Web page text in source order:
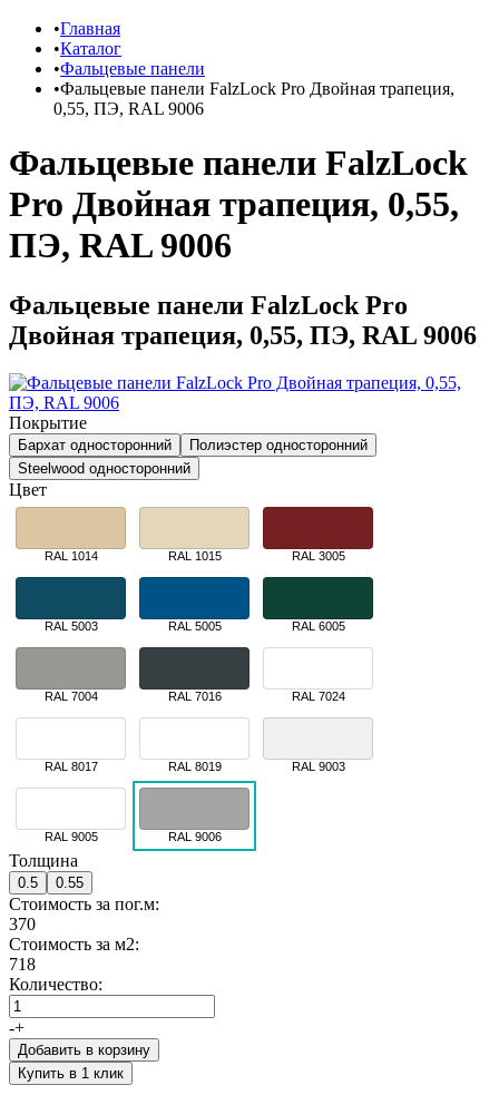
Главная
Каталог
Фальцевые панели
Фальцевые панели FalzLock Pro Двойная трапеция,
0,55, ПЭ, RAL 9006
Фальцевые панели FalzLock
Pro Двойная трапеция, 0,55,
ПЭ, RAL 9006
Фальцевые панели FalzLock Pro
Двойная трапеция, 0,55, ПЭ, RAL 9006
Покрытие
Бархат односторонний
Полиэстер односторонний
Steelwood односторонний
Цвет
RAL 1014 RAL 1015 RAL 3005
RAL 5003 RAL 5005 RAL 6005
RAL 7004 RAL 7016 RAL 7024
RAL 8017 RAL 8019 RAL 9003
RAL 9005 RAL 9006
Толщина
0.5 0.55
Стоимость за пог.м:
370
Стоимость за м2:
718
Количество:
-+
Добавить в корзину